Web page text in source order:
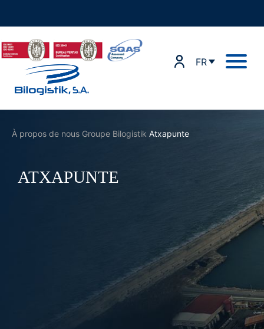
FR
À propos de nous Groupe Bilogistik Atxapunte
ATXAPUNTE